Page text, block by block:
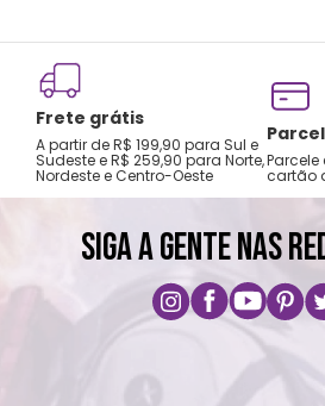
Não recomendado colocar
Não vai á lava-louças,
ondas.
Não utilizar produtos
Frete grátis
A partir de R$ 199,90 para Sul e
Sudeste e R$ 259,90 para Norte,
Nordeste e Centro-Oeste
Parcele
cartão
SIGA A GENTE NAS